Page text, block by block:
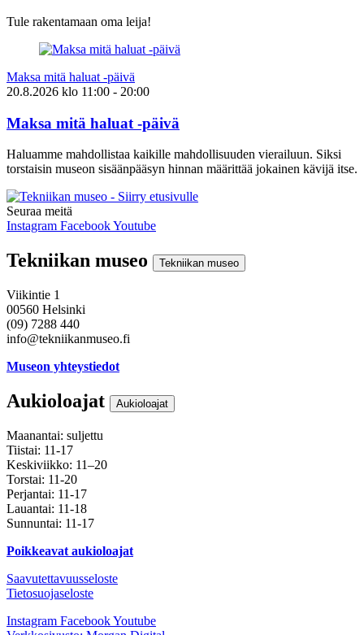
Tule rakentamaan oma leija!
Maksa mitä haluat -päivä
20.8.2026 klo 11:00 - 20:00
Maksa mitä haluat -päivä
Haluamme mahdollistaa kaikille mahdollisuuden vierailuun. Siksi
torstaisin museon sisäänpääsyn hinnan määrittää jokainen kävijä itse.
Seuraa meitä
Instagram FacebookYoutube
Tekniikan museo Tekniikan museo
Viikintie 1
00560 Helsinki
(09) 7288 440
info@tekniikanmuseo.fi
Museon yhteystiedot
Aukioloajat Aukioloajat
Maanantai: suljettu
Tiistai: 11-17
Keskiviikko: 11–20
Torstai: 11-20
Perjantai: 11-17
Lauantai: 11-18
Sunnuntai: 11-17
Poikkeavat aukioloajat
Saavutettavuusseloste
Tietosuojaseloste
Instagram FacebookYoutube